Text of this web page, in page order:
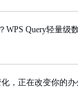
WPS Query轻量级
，正在改变你的